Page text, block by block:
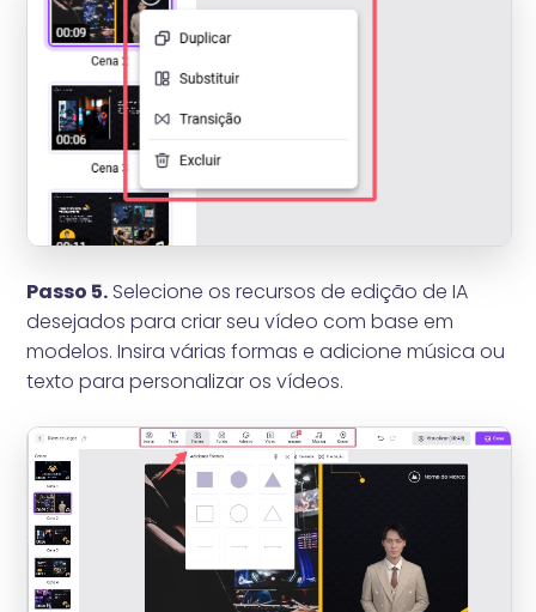
Passo 5.Selecione os recursos de edição de IA
desejados para criar seu vídeo com base em
modelos. Insira várias formas e adicione música ou
texto para personalizar os vídeos.